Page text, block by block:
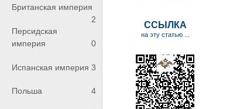
Британская империя
2
Персидская
империя
0
Испанская империя 3
Польша 4